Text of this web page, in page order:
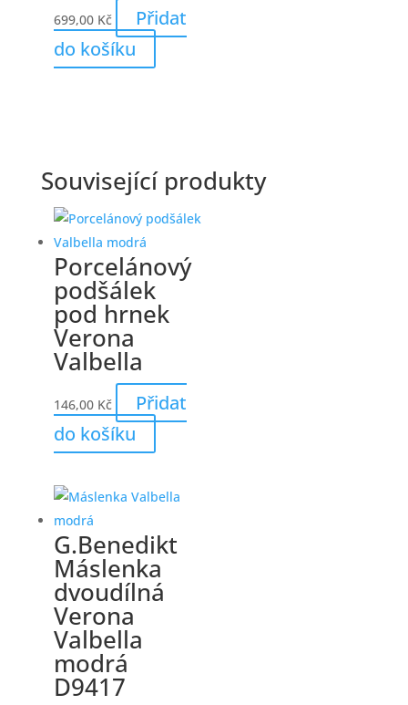
699,00 Kč
Přidat
do košíku
Související produkty
Porcelánový
podšálek
pod hrnek
Verona
Valbella
146,00 Kč
Přidat
do košíku
G.Benedikt
Máslenka
dvoudílná
Verona
Valbella
modrá
D9417